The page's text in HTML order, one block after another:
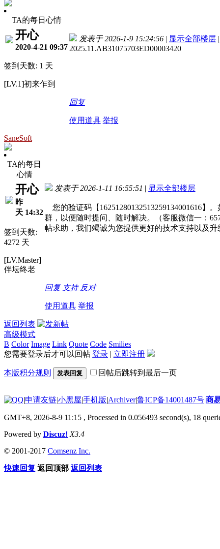
TA的每日心情
开心
2020-4-21 09:37
签到天数: 1 天
[LV.1]初来乍到
发表于 2026-1-9 15:24:56 | 显示全部楼层 |
2025.11.AB31075703ED00003420
回复
使用道具 举报
SaneSoft
TA的每日
心情
开心
昨
天 14:32
签到天数:
4272 天
[LV.Master]
伴坛终老
发表于 2026-1-11 16:55:51 | 显示全部楼层
您的验证码【16251280132513259134001616】
群，以便随时提问、随时解决。（客服微信一：
帖求助，我们竭诚为您提供更好的技术支持以及升
回复 支持 反对
使用道具 举报
返回列表
高级模式
B Color Image Link Quote Code Smilies
您需要登录后才可以回帖 登录 | 立即注册
本版积分规则 发表回复 回帖后跳转到最后一页
|申请友链|小黑屋|手机版|Archiver|鲁ICP备14001487号|商
GMT+8, 2026-8-9 11:15 , Processed in 0.056493 second(s), 18
Powered by Discuz! X3.4
© 2001-2017 Comsenz Inc.
快速回复 返回顶部 返回列表